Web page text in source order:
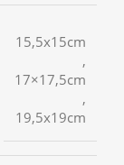
15,5x15cm
,
17×17,5cm
,
19,5x19cm